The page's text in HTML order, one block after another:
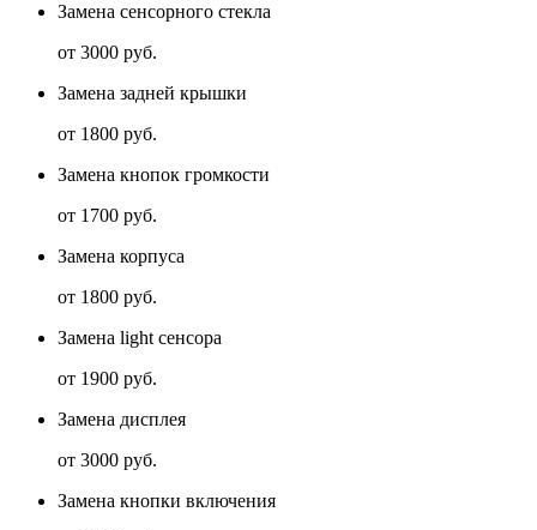
Замена сенсорного стекла
от 3000 руб.
Замена задней крышки
от 1800 руб.
Замена кнопок громкости
от 1700 руб.
Замена корпуса
от 1800 руб.
Замена light сенсора
от 1900 руб.
Замена дисплея
от 3000 руб.
Замена кнопки включения